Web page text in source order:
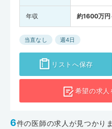
年収 約1600万円
当直なし 週4日
リストへ保存
希望の求人
6件の医師の求人が見つかり